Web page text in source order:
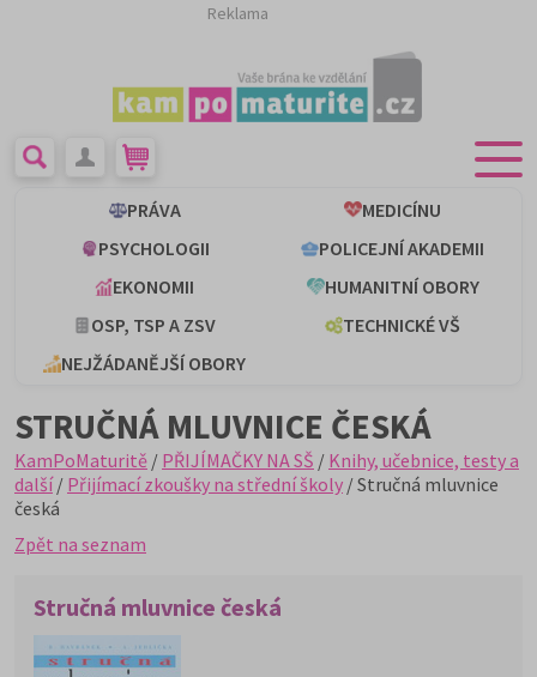
Reklama
PRÁVA
MEDICÍNU
PSYCHOLOGII
POLICEJNÍ AKADEMII
EKONOMII
HUMANITNÍ OBORY
OSP, TSP A ZSV
TECHNICKÉ VŠ
NEJŽÁDANĚJŠÍ OBORY
STRUČNÁ MLUVNICE ČESKÁ
KamPoMaturitě / PŘIJÍMAČKY NA SŠ / Knihy, učebnice, testy a
další/ Přijímací zkoušky na střední školy / Stručná mluvnice
česká
Zpět na seznam
Stručná mluvnice česká